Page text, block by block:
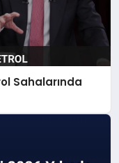
Sahalarında